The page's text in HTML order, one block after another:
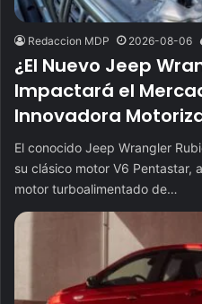
Redaccion MDP 2026-08-06
¿El Nuevo Jeep
Impactará el
Innovadora
El conocido Jeep Wrangler
su clásico motor V6 Pentastar,
motor turboalimentado de…